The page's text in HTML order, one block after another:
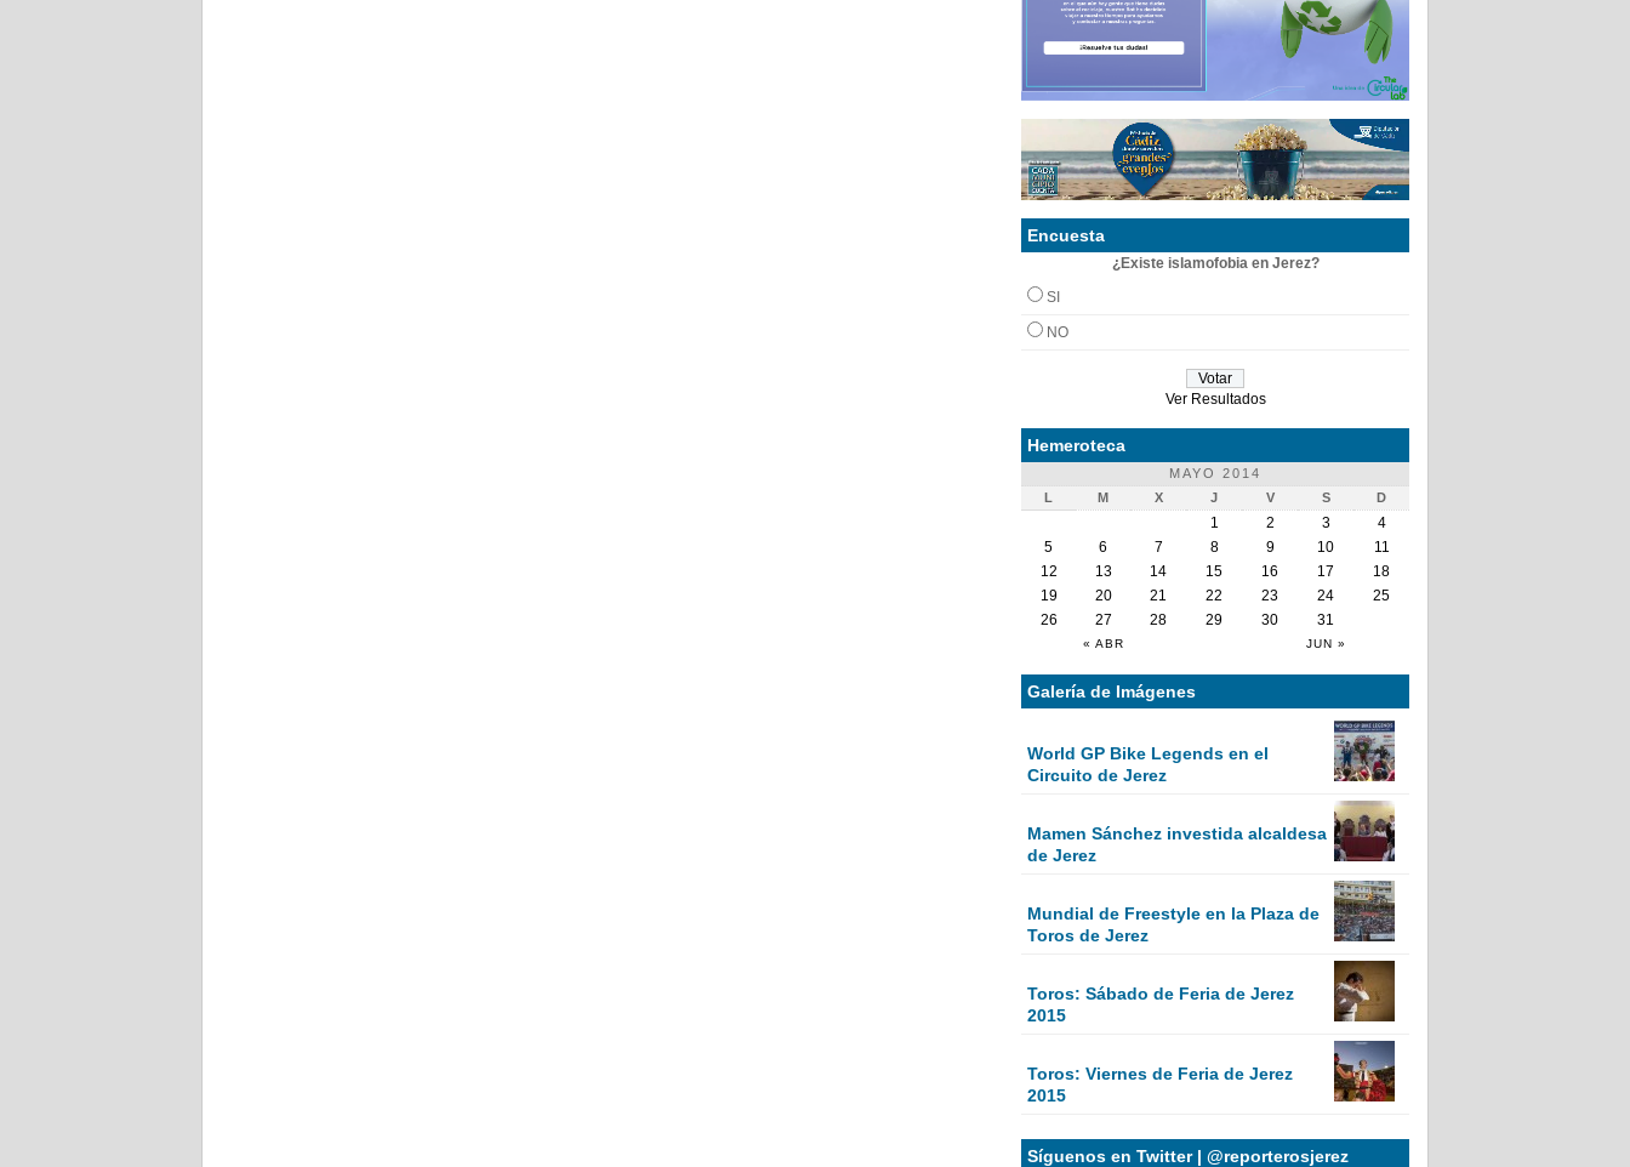
Encuesta
¿Existe islamofobia en Jerez?
SI
NO
Ver Resultados
Hemeroteca
MAYO 2014
L
M X J V S D
« ABR JUN »
1 2 3
4
5
6 7 8 9 10
11
12
13 14 15 16 17
18
19
20 21 22 23 24
25
26
27 28 29 30 31
Galería de Imágenes
World GP Bike Legends en el
Circuito de Jerez
Mamen Sánchez investida alcaldesa
de Jerez
Mundial de Freestyle en la Plaza de
Toros de Jerez
Toros: Sábado de Feria de Jerez
2015
Toros: Viernes de Feria de Jerez
2015
Síguenos en Twitter | @reporterosjerez